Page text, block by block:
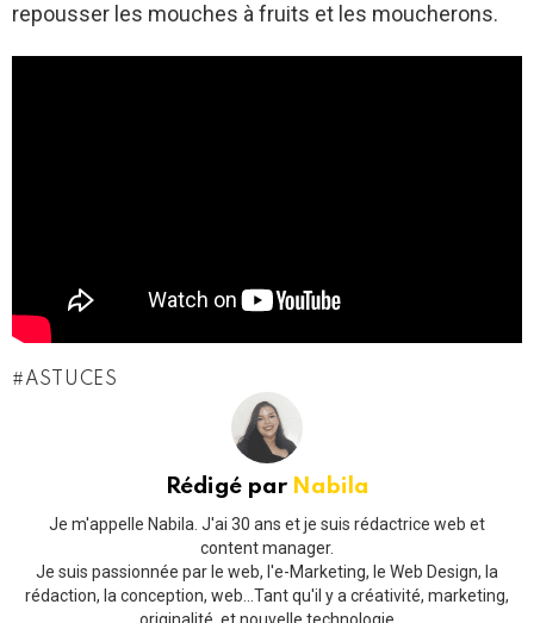
repousser les mouches à fruits et les moucherons.
ASTUCES
Rédigé par Nabila
Je m'appelle Nabila. J'ai 30 ans et je suis rédactrice web et
content manager.
Je suis passionnée par le web, l'e-Marketing, le Web Design, la
rédaction, la conception, web...Tant qu'il y a créativité, marketing,
originalité, et nouvelle technologie